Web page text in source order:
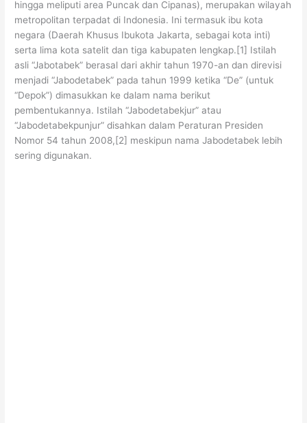
hingga meliputi area Puncak dan Cipanas), merupakan wilayah
metropolitan terpadat di Indonesia. Ini termasuk ibu kota
negara (Daerah Khusus Ibukota Jakarta, sebagai kota inti)
serta lima kota satelit dan tiga kabupaten lengkap.[1] Istilah
asli “Jabotabek” berasal dari akhir tahun 1970-an dan direvisi
menjadi “Jabodetabek” pada tahun 1999 ketika “De” (untuk
“Depok”) dimasukkan ke dalam nama berikut
pembentukannya. Istilah “Jabodetabekjur” atau
“Jabodetabekpunjur” disahkan dalam Peraturan Presiden
Nomor 54 tahun 2008,[2] meskipun nama Jabodetabek lebih
sering digunakan.